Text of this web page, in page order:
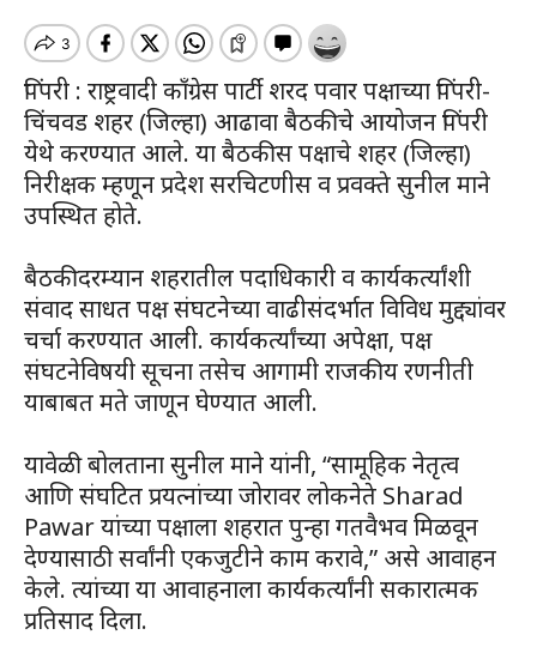
पिंपरी : राष्ट्रवादी काँग्रेस पार्टी शरद पवार पक्षाच्या पिंपरी-
चिंचवड शहर (जिल्हा) आढावा बैठकीचे आयोजन पिंपरी
येथे करण्यात आले. या बैठकीस पक्षाचे शहर (जिल्हा)
निरीक्षक म्हणून प्रदेश सरचिटणीस व प्रवक्ते सुनील माने
उपस्थित होते.
बैठकीदरम्यान शहरातील पदाधिकारी व कार्यकर्त्यांशी
संवाद साधत पक्ष संघटनेच्या वाढीसंदर्भात विविध मुद्द्यांवर
चर्चा करण्यात आली. कार्यकर्त्यांच्या अपेक्षा, पक्ष
संघटनेविषयी सूचना तसेच आगामी राजकीय रणनीती
याबाबत मते जाणून घेण्यात आली.
यावेळी बोलताना सुनील माने यांनी, “सामूहिक नेतृत्व
आणि संघटित प्रयत्नांच्या जोरावर लोकनेते Sharad
Pawar यांच्या पक्षाला शहरात पुन्हा गतवैभव मिळवून
देण्यासाठी सर्वांनी एकजुटीने काम करावे,” असे आवाहन
केले. त्यांच्या या आवाहनाला कार्यकर्त्यांनी सकारात्मक
प्रतिसाद दिला.